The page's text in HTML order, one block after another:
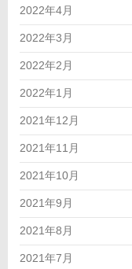
2022年4月
2022年3月
2022年2月
2022年1月
2021年12月
2021年11月
2021年10月
2021年9月
2021年8月
2021年7月